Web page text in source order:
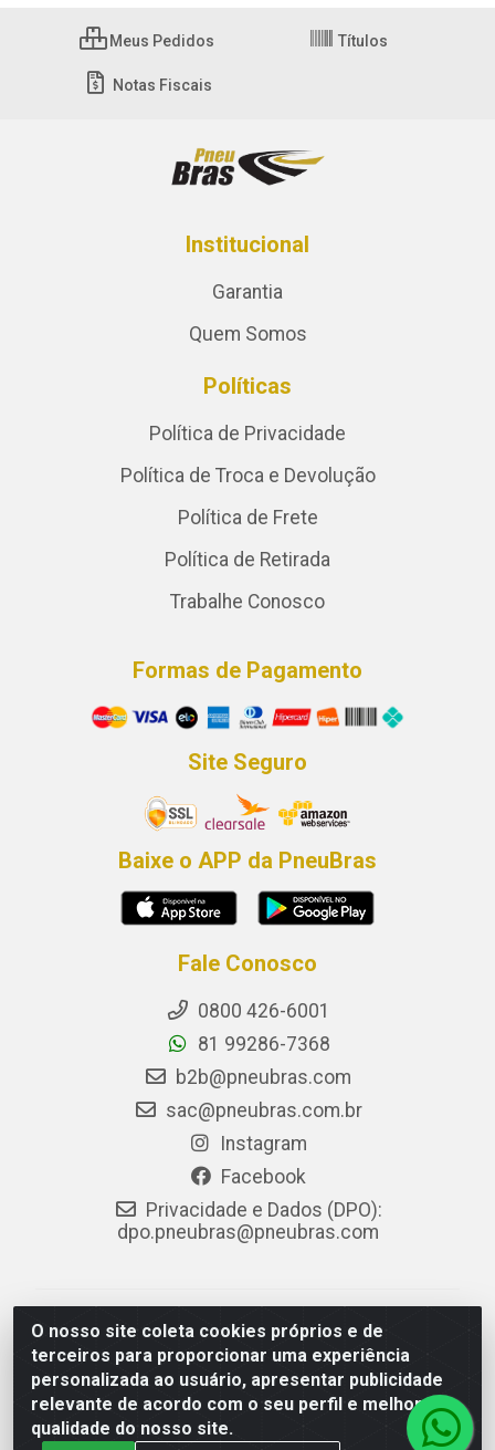
O nosso site coleta cookies próprios e de
terceiros para proporcionar uma experiência
personalizada ao usuário, apresentar publicidade
relevante de acordo com o seu perfil e melhorar a
qualidade do nosso site.
Meus Pedidos Títulos
Notas Fiscais
Institucional
Garantia
Quem Somos
Políticas
Política de Privacidade
Política de Troca e Devolução
Política de Frete
Política de Retirada
Trabalhe Conosco
Formas de Pagamento
Site Seguro
Baixe o APP da PneuBras
Fale Conosco
0800 426-6001
81 99286-7368
b2b@pneubras.com
sac@pneubras.com.br
Instagram
Facebook
Privacidade e Dados (DPO):
dpo.pneubras@pneubras.com
PneuBras - Rodovia BR-101, KM 82 - Prazeres,
Jaboatão dos Guararapes/PE - CEP 54.335-000 - CNPJ
08.678.386/0001-05 - Pneubras Comércio de Pneus
Ltda